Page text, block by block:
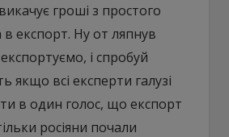
гроші з простого
в експорт. Ну от ляпнув
і спробуй
якщо всі експерти галузі
в один голос, що експорт
росіяни почали